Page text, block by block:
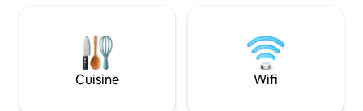
Cuisine Wifi